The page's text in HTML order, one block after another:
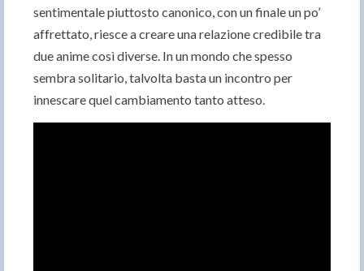
sentimentale piuttosto canonico, con un finale un po’
affrettato, riesce a creare una relazione credibile tra
due anime così diverse. In un mondo che spesso
sembra solitario, talvolta basta un incontro per
innescare quel cambiamento tanto atteso.